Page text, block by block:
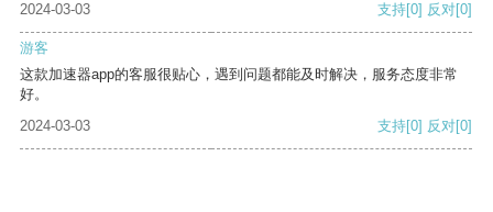
2024-03-03 支持[0] 反对[0]
游客
这款加速器app的客服很贴心，遇到问题都能及时解决，服务态度非常
好。
2024-03-03
支持[0] 反对[0]